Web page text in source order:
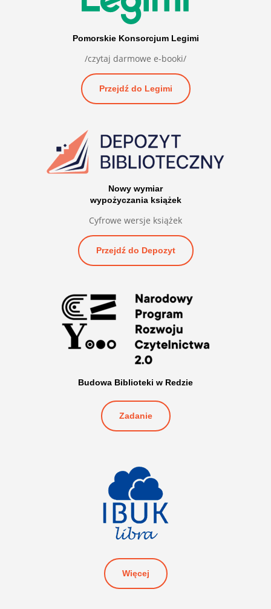
Pomorskie Konsorcjum Legimi
/czytaj darmowe e-booki/
Przejdź do Legimi
Nowy wymiar
wypożyczania książek
Cyfrowe wersje książek
Przejdź do Depozyt
Budowa Biblioteki w Redzie
Zadanie
Więcej